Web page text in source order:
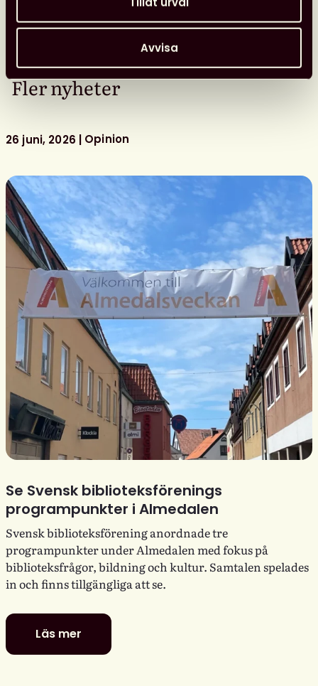
Avvisa
Foto: Privat
Fler nyheter
26 juni, 2026 Opinion
Se Svensk biblioteksförenings
programpunkter i Almedalen
Svensk biblioteksförening anordnade tre
programpunkter under Almedalen med fokus på
biblioteksfrågor, bildning och kultur. Samtalen spelades
in och finns tillgängliga att se.
Läs mer
Se
Svensk